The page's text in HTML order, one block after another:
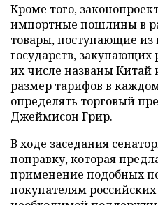
Кроме того,
импортные пошлины в
товары, поступающие
государств, закупающих
их числе названы
размер тарифов в
определять торговый
Джеймисон Грир.
В ходе заседания
поправку, которая
применение подобных
покупателям